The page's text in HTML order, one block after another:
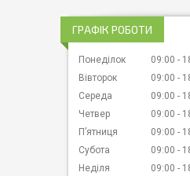
ГРАФІК РОБОТИ
Понеділок 09:00
Вівторок
09:00
Середа
09:00
Четвер
09:00
Пʼятниця
09:00
Субота
09:00
Неділя
09:00